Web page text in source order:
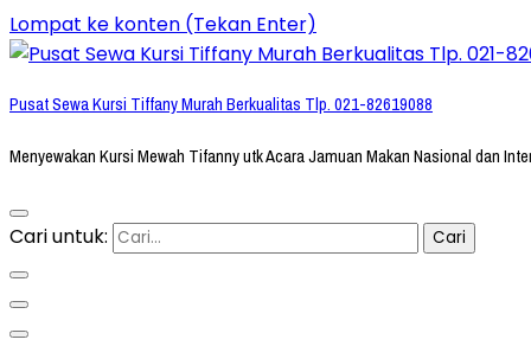
Lompat ke konten (Tekan Enter)
Pusat Sewa Kursi Tiffany Murah Berkualitas Tlp. 021-82619088
Menyewakan Kursi Mewah Tifanny utk Acara Jamuan Makan Nasional dan
Cari untuk: